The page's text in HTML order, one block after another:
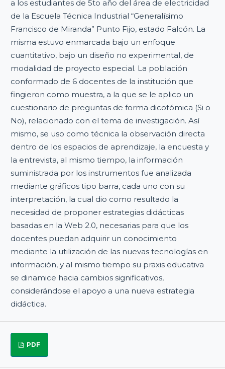
a los estudiantes de 5to año del área de electricidad
de la Escuela Técnica Industrial “Generalísimo
Francisco de Miranda” Punto Fijo, estado Falcón. La
misma estuvo enmarcada bajo un enfoque
cuantitativo, bajo un diseño no experimental, de
modalidad de proyecto especial. La población
conformado de 6 docentes de la institución que
fingieron como muestra, a la que se le aplico un
cuestionario de preguntas de forma dicotómica (Si o
No), relacionado con el tema de investigación. Así
mismo, se uso como técnica la observación directa
dentro de los espacios de aprendizaje, la encuesta y
la entrevista, al mismo tiempo, la información
suministrada por los instrumentos fue analizada
mediante gráficos tipo barra, cada uno con su
interpretación, la cual dio como resultado la
necesidad de proponer estrategias didácticas
basadas en la Web 2.0, necesarias para que los
docentes puedan adquirir un conocimiento
mediante la utilización de las nuevas tecnologías en
información, y al mismo tiempo su praxis educativa
se dinamice hacia cambios significativos,
considerándose el apoyo a una nueva estrategia
didáctica.
PDF